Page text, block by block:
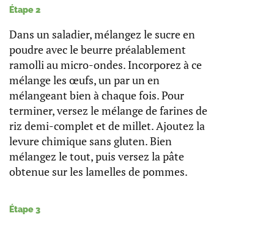
Étape 2
Dans un saladier, mélangez le sucre en
poudre avec le beurre préalablement
ramolli au micro-ondes. Incorporez à ce
mélange les œufs, un par un en
mélangeant bien à chaque fois. Pour
terminer, versez le mélange de farines de
riz demi-complet et de millet. Ajoutez la
levure chimique sans gluten. Bien
mélangez le tout, puis versez la pâte
obtenue sur les lamelles de pommes.
Étape 3